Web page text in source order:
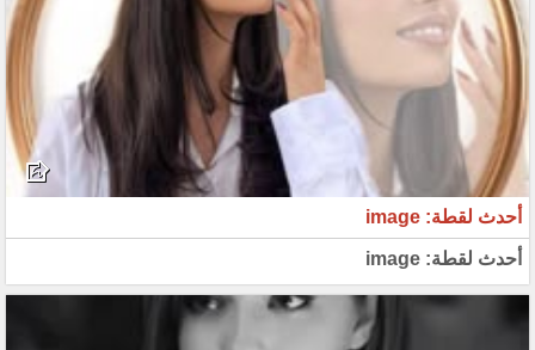
أحدث لقطة: image
أحدث لقطة: image